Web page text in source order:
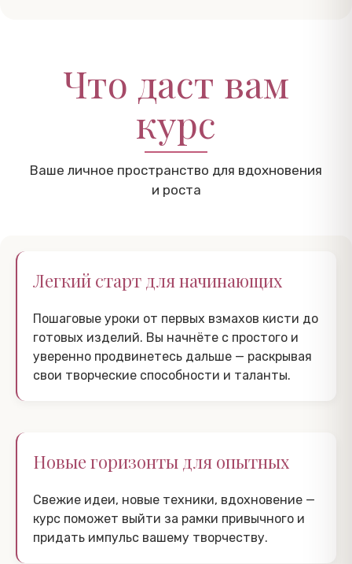
Что даст вам
курс
Ваше личное пространство для вдохновения
и роста
Легкий старт для начинающих
Пошаговые уроки от первых взмахов кисти до
готовых изделий. Вы начнёте с простого и
уверенно продвинетесь дальше — раскрывая
свои творческие способности и таланты.
Новые горизонты для опытных
Свежие идеи, новые техники, вдохновение —
курс поможет выйти за рамки привычного и
придать импульс вашему творчеству.